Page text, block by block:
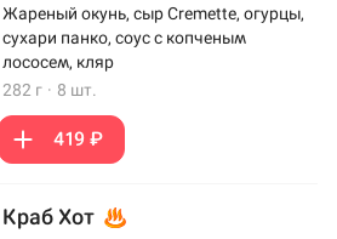
Жареный окунь, сыр Cremette, огурцы,
сухари панко, соус с копченым
лососем, кляр
282 г · 8 шт.
419 ₽
Краб Хот